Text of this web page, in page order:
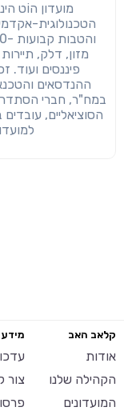
מועדון הוֹט
הטכנולוגית-
מזון, דלק,
פיננסים ועוד.
ההנדסאים
במח"ר, חברי
הסוציאליים,
קלאב האב
אודות
הקהילה שלנו
המועדונים
מידע
צור